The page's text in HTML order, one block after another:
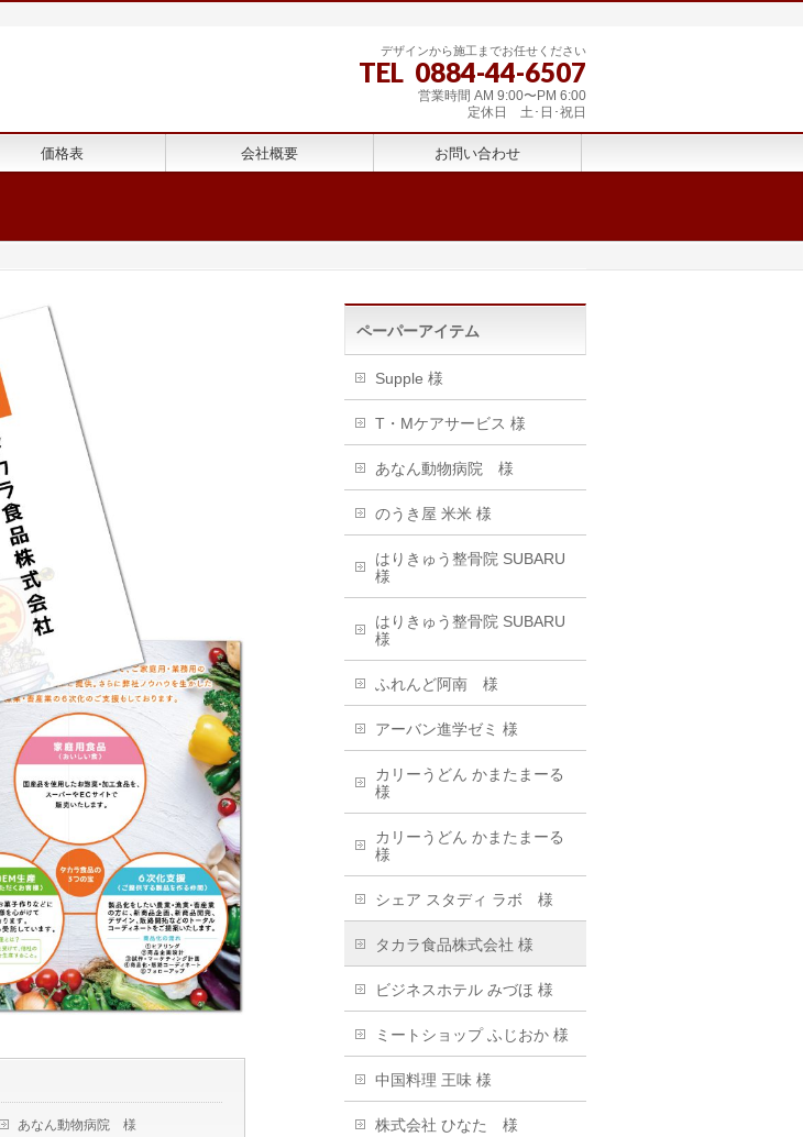
デザインから施工までお任せください
TEL 0884-44-6507
営業時間 AM 9:00〜PM 6:00
定休日 土･日･祝日
価格表 会社概要 お問い合わせ
あなん動物病院 様
ペーパーアイテム
Supple 様
T・Mケアサービス 様
あなん動物病院 様
のうき屋 米米 様
はりきゅう整骨院 SUBARU
様
はりきゅう整骨院 SUBARU
様
ふれんど阿南 様
アーバン進学ゼミ 様
カリーうどん かまたまーる
様
カリーうどん かまたまーる
様
シェア スタディ ラボ 様
タカラ食品株式会社 様
ビジネスホテル みづほ 様
ミートショップ ふじおか 様
中国料理 王味 様
株式会社 ひなた 様